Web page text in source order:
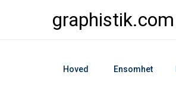
graphistik.com
Hoved Ensomhet